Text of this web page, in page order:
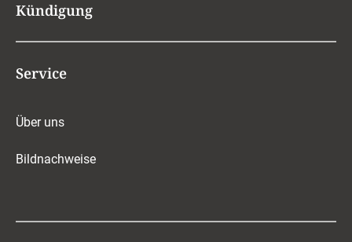
Kündigung
Service
Über uns
Bildnachweise